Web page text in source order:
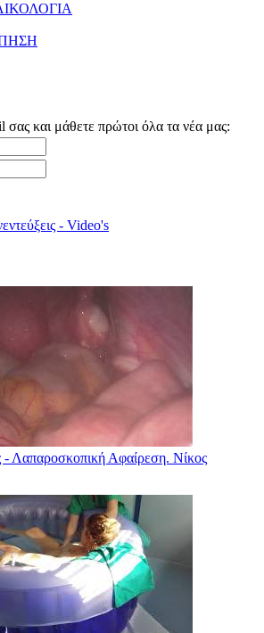
και μάθετε πρώτοι όλα τα νέα μας:
- Video's
Λαπαροσκοπική Αφαίρεση. Νίκος